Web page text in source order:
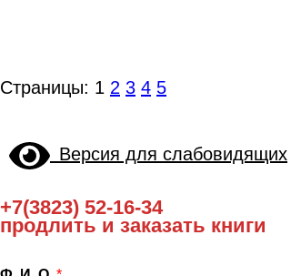
Страницы: 1 2 3 4 5
Версия для слабовидящих
+7(3823) 52-16-34
продлить и заказать книги